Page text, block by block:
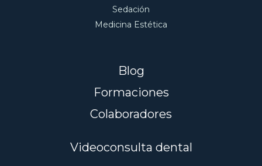
Sedación
Medicina Estética
Blog
Formaciones
Colaboradores
Videoconsulta dental